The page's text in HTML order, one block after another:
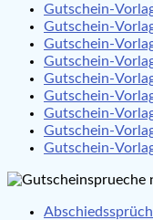
Gutschein-
Gutschein-
Gutschein-
Gutschein-
Gutschein-
Gutschein-
Gutschein-
Gutschein-
Gutschein-